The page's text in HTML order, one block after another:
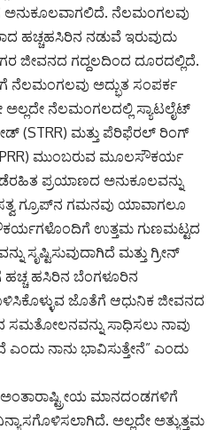
ನೆಲಮಂಗಲವು
ಹಚ್ಚಹಸಿರಿನ ನಡುವೆ ಇರುವುದು
ಜೀವನದ ಗದ್ದಲದಿಂದ ದೂರದಲ್ಲಿದೆ.
ನೆಲಮಂಗಲವು ಅದ್ಭುತ ಸಂಪರ್ಕ
ಅಲ್ಲದೇ ನೆಲಮಂಗಲದಲ್ಲಿ ಸ್ಯಾಟಲೈಟ್
ಮತ್ತು ಪೆರಿಫೆರಲ್ ರಿಂಗ್
ಮುಂಬರುವ ಮೂಲಸೌಕರ್ಯ
ಪ್ರಯಾಣದ ಅನುಕೂಲವನ್ನು
ಗ್ರೂಪ್​ನ ಗಮನವು ಯಾವಾಗಲೂ
ಉತ್ತಮ ಗುಣಮಟ್ಟದ
ಸೃಷ್ಟಿಸುವುದಾಗಿದೆ ಮತ್ತು ಗ್ರೀನ್
ಹಚ್ಚ ಹಸಿರಿನ ಬೆಂಗಳೂರಿನ
ಜೊತೆಗೆ ಆಧುನಿಕ ಜೀವನದ
ಸಾಧಿಸಲು ನಾವು
ನಾನು ಭಾವಿಸುತ್ತೇನೆ” ಎಂದು
ಮಾನದಂಡಗಳಿಗೆ
ಅಲ್ಲದೇ ಅತ್ಯುತ್ತಮ